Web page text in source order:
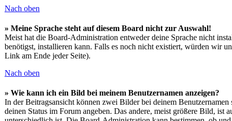
Nach oben
» Meine Sprache steht auf diesem Board nicht zur Auswahl!
Meist hat die Board-Administration entweder deine Sprache nicht
benötigst, installieren kann. Falls es noch nicht existiert, würden wir
Link am Ende jeder Seite).
Nach oben
» Wie kann ich ein Bild bei meinem Benutzernamen anzeigen?
In der Beitragsansicht können zwei Bilder bei deinem
deinen Status im Forum angeben. Das andere, meist größere Bild,